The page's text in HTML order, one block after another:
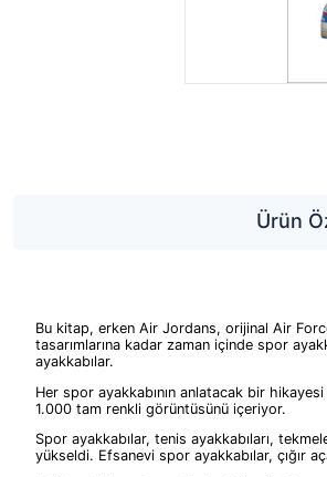
Ürün
Bu kitap, erken Air Jordans, orijinal Air
tasarımlarına kadar zaman içinde spor
ayakkabılar.
Her spor ayakkabının anlatacak bir
1.000 tam renkli görüntüsünü içeriyor.
Spor ayakkabılar, tenis ayakkabıları,
yükseldi. Efsanevi spor ayakkabılar, çığır